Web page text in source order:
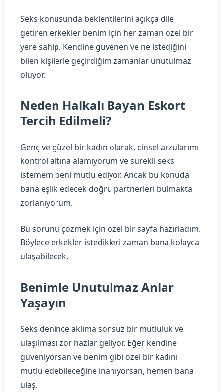
Seks konusunda beklentilerini açıkça dile
getiren erkekler benim için her zaman özel bir
yere sahip. Kendine güvenen ve ne istediğini
bilen kişilerle geçirdiğim zamanlar unutulmaz
oluyor.
Neden Halkalı Bayan Eskort
Tercih Edilmeli?
Genç ve güzel bir kadın olarak, cinsel arzularımı
kontrol altına alamıyorum ve sürekli seks
istemem beni mutlu ediyor. Ancak bu konuda
bana eşlik edecek doğru partnerleri bulmakta
zorlanıyorum.
Bu sorunu çözmek için özel bir sayfa hazırladım.
Böylece erkekler istedikleri zaman bana kolayca
ulaşabilecek.
Benimle Unutulmaz Anlar
Yaşayın
Seks denince aklıma sonsuz bir mutluluk ve
ulaşılması zor hazlar geliyor. Eğer kendine
güveniyorsan ve benim gibi özel bir kadını
mutlu edebileceğine inanıyorsan, hemen bana
ulaş.